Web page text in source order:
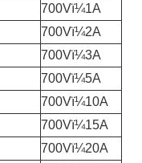
700Vï¼1A
700Vï¼2A
700Vï¼3A
700Vï¼5A
700Vï¼10A
700Vï¼15A
700Vï¼20A